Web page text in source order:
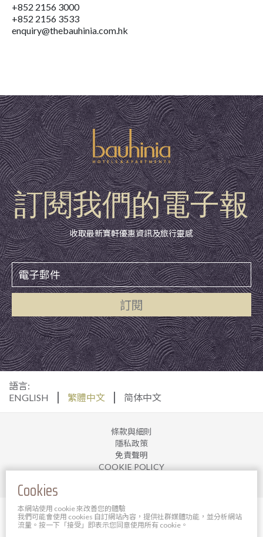
Cookies
本網站使用 cookie 來改善您的體驗
我們可能會使用 cookies 自訂網站內容，提供社群媒體功能，並分析網站
流量。按一下「接受」即表示您同意使用所有 cookie。
+852 2156 3000
+852 2156 3533
enquiry@thebauhinia.com.hk
訂閱我們的電子報
收取最新寶軒優惠資訊及旅行靈感
訂閱
語言:
ENGLISH
繁體中文 简体中文
條款與細則
隱私政策
免責聲明
COOKIE POLICY
© 2025 寶軒酒店管理有限公司。 版權所有。
Powered By Bigazines